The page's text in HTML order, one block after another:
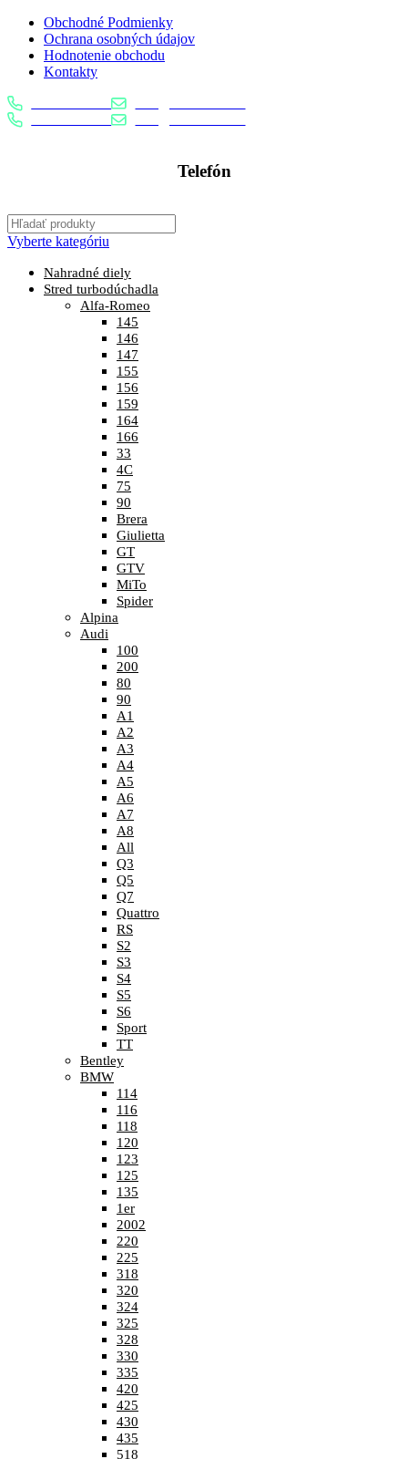
Obchodné Podmienky
Ochrana osobných údajov
Hodnotenie obchodu
Kontakty
0904 400 399
0904 400 399
Telefón
Vyberte kategóriu
Nahradné diely
Stred turbodúchadla
Alfa-Romeo
145
146
147
155
156
159
164
166
33
4C
75
90
Brera
Giulietta
GT
GTV
MiTo
Spider
Alpina
Audi
100
200
80
90
A1
A2
A3
A4
A5
A6
A7
A8
All
Q3
Q5
Q7
Quattro
RS
S2
S3
S4
S5
S6
Sport
TT
Bentley
BMW
114
116
118
120
123
125
135
1er
2002
220
225
318
320
324
325
328
330
335
420
425
430
435
518